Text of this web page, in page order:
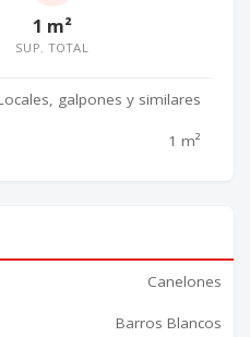
1 m²
SUP. TOTAL
galpones y similares
1 m²
Canelones
Barros Blancos